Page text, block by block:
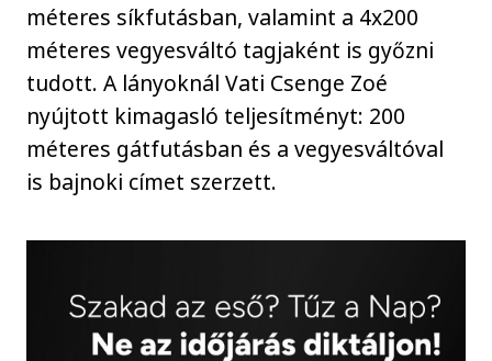
méteres síkfutásban, valamint a 4x200
méteres vegyesváltó tagjaként is győzni
tudott. A lányoknál Vati Csenge Zoé
nyújtott kimagasló teljesítményt: 200
méteres gátfutásban és a vegyesváltóval
is bajnoki címet szerzett.